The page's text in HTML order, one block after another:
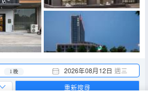
2026年08月12日 週三
1 晚
重新搜尋